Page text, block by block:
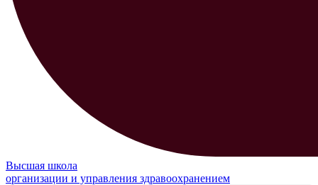
Высшая школа
организации и управления здравоохранением